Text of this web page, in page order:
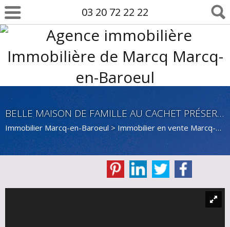
03 20 72 22 22
BELLE MAISON DE FAMILLE AU CACHET PRÉSERVÉ -4 CH - CROISÉ LAROCHE
Immobilier Marcq-en-Baroeul > Immobilier en vente Marcq-en-Baroeul